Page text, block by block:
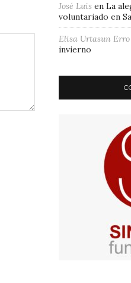
José Luis en La
voluntariado en
Elisa Urtasun Erro
invierno